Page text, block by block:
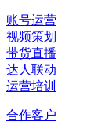
账号运营
视频策划
带货直播
达人联动
运营培训
合作客户